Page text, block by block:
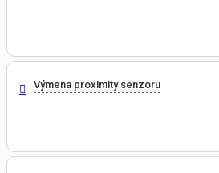
Výmena proximity senzoru